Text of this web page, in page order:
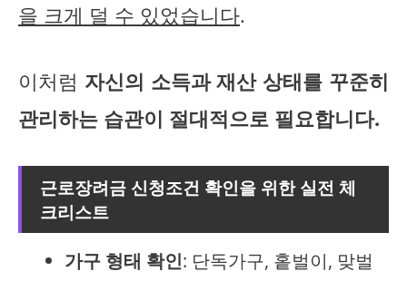
을 크게 덜 수 있었습니다.
이처럼 자신의 소득과 재산 상태를 꾸준히
관리하는 습관이 절대적으로 필요합니다.
근로장려금 신청조건 확인을 위한 실전 체
크리스트
가구 형태 확인: 단독가구, 홑벌이, 맞벌